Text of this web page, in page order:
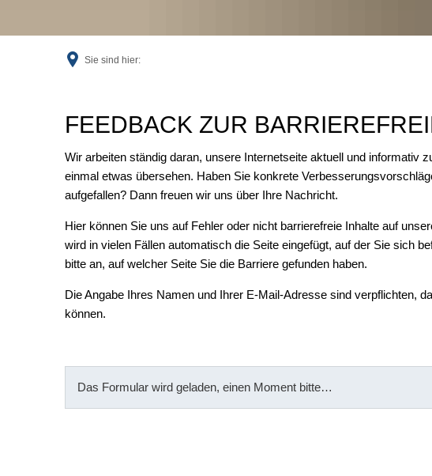
Sie sind hier:
FeedbackFEEDBACK ZUR
Wir arbeiten ständig daran, unsere Internetseite aktuell und informativ
einmal etwas übersehen. Haben Sie konkrete
aufgefallen? Dann freuen wir uns über Ihre Nachricht.
Hier können Sie uns auf Fehler oder nicht barrierefreie Inhalte auf
wird in vielen Fällen automatisch die Seite eingefügt, auf der Sie sich
bitte an, auf welcher Seite Sie die Barriere gefunden haben.
Die Angabe Ihres Namen und Ihrer E-Mail-Adresse sind verpflichten,
können.
Das Formular wird geladen, einen Moment bitte…